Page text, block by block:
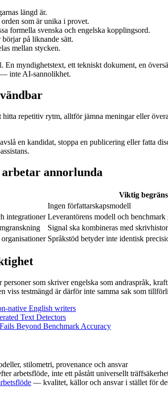
längd är.
som är unika i provet.
formella svenska och engelska kopplingsord.
på liknande sätt.
mellan stycken.
En myndighetstext, ett tekniskt dokument, en
inte AI-sannolikhet.
repetitiv rytm, alltför jämna meningar eller
en kandidat, stoppa en publicering eller fatta
annorlunda
Viktig
Ingen författarskapsmodell
integrationer Leverantörens modell och benchmark
Signal ska kombineras med
Språkstöd betyder inte identisk
som skriver engelska som andraspråk,
viss testmängd är därför inte samma sak som
native English writers
Text Detectors
Beyond Benchmark Accuracy
stilometri, provenance och ansvar
arbetsflöde, inte ett påstått universellt
— kvalitet, källor och ansvar i stället för